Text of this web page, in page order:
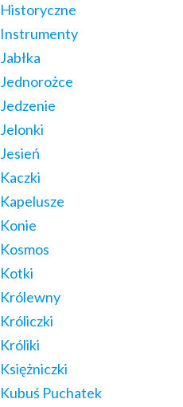
Historyczne
Instrumenty
Jabłka
Jednorożce
Jedzenie
Jelonki
Jesień
Kaczki
Kapelusze
Konie
Kosmos
Kotki
Królewny
Króliczki
Króliki
Księżniczki
Kubuś Puchatek